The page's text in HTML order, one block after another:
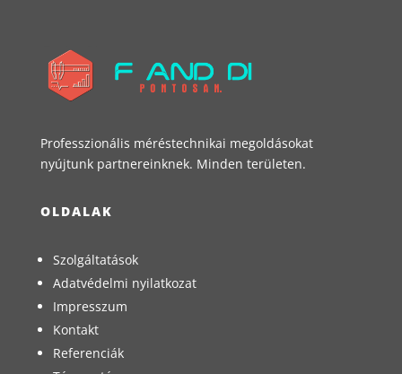
Professzionális méréstechnikai megoldásokat
nyújtunk partnereinknek. Minden területen.
OLDALAK
Szolgáltatások
Adatvédelmi nyilatkozat
Impresszum
Kontakt
Referenciák